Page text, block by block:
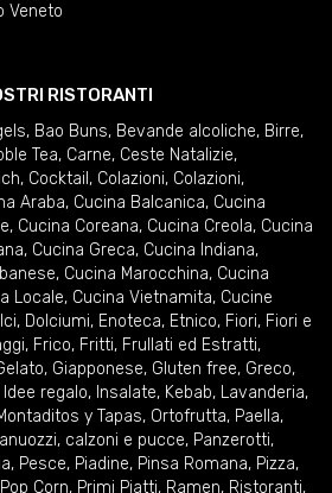
Veneto
RISTORANTI
, Bao Buns, Bevande alcoliche, Birre,
Tea, Carne, Ceste Natalizie,
, Cocktail , Colazioni, Colazioni,
Araba, Cucina Balcanica, Cucina
, Cucina Coreana, Cucina Creola, Cucina
, Cucina Greca, Cucina Indiana,
, Cucina Marocchina, Cucina
Locale, Cucina Vietnamita, Cucine
, Dolciumi, Enoteca, Etnico, Fiori, Fiori e
, Frico, Fritti, Frullati ed Estratti,
, Giapponese, Gluten free, Greco,
Idee regalo, Insalate, Kebab, Lavanderia,
y Tapas, Ortofrutta, Paella,
calzoni e pucce, Panzerotti,
, Pesce, Piadine, Pinsa Romana, Pizza,
Pop Corn, Primi Piatti, Ramen, Ristoranti,